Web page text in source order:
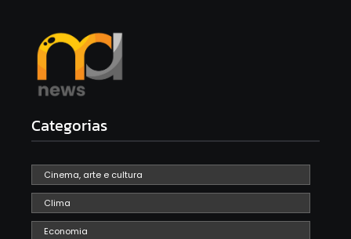
Categorias
Cinema, arte e cultura
Clima
Economia